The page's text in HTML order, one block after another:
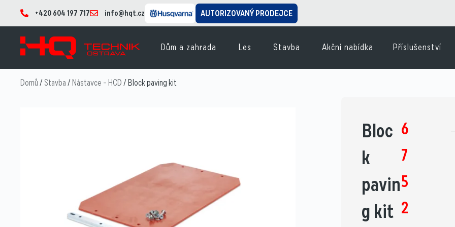
+420 604 197 717 info@hqt.cz AUTORIZOVANÝ PRODEJCE
Dům a zahrada Les Stavba Akční nabídka Příslušenství
Domů/Stavba/Nástavce – HCD/ Block paving kit
Bloc
k
pavin
g kit
6
7
5
2